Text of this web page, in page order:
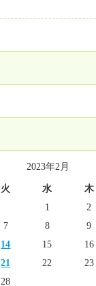
2023年2月
火 水 木
1
2
7 8 9
14 15 16
21 22 23
28